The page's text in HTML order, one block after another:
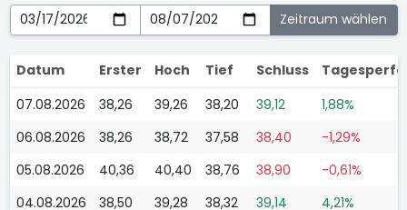
Datum Erster Hoch Tief Schluss
07.08.2026
38,26 39,26 38,20 39,12
1,88%
06.08.2026
38,26 38,72 37,58 38,40
-1,29%
05.08.2026
40,36 40,40 38,76 38,90
-0,61%
04.08.2026
38,50 39,28 38,32 39,14
4,21%